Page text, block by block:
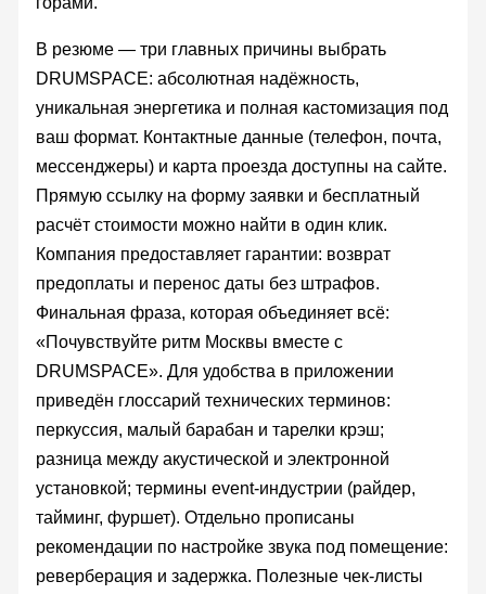
В резюме — три главных причины выбрать
DRUMSPACE: абсолютная надёжность,
уникальная энергетика и полная кастомизация под
ваш формат. Контактные данные (телефон, почта,
мессенджеры) и карта проезда доступны на сайте.
Прямую ссылку на форму заявки и бесплатный
расчёт стоимости можно найти в один клик.
Компания предоставляет гарантии: возврат
предоплаты и перенос даты без штрафов.
Финальная фраза, которая объединяет всё:
«Почувствуйте ритм Москвы вместе с
DRUMSPACE». Для удобства в приложении
приведён глоссарий технических терминов:
перкуссия, малый барабан и тарелки крэш;
разница между акустической и электронной
установкой; термины event-индустрии (райдер,
тайминг, фуршет). Отдельно прописаны
рекомендации по настройке звука под помещение:
реверберация и задержка. Полезные чек-листы